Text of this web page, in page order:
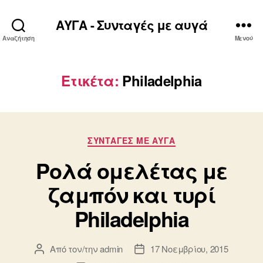
Αναζήτηση
ΑΥΓΑ - Συνταγές με αυγά
Μενού
Ετικέτα: Philadelphia
Κατηγορίες
ΣΥΝΤΑΓΈΣ ΜΕ ΑΥΓΆ
Ρολά ομελέτας με
ζαμπόν και τυρί
Philadelphia
Συντάκτης
Από τον/τηνadmin
Ημ.17 Νοεμβρίου, 2015